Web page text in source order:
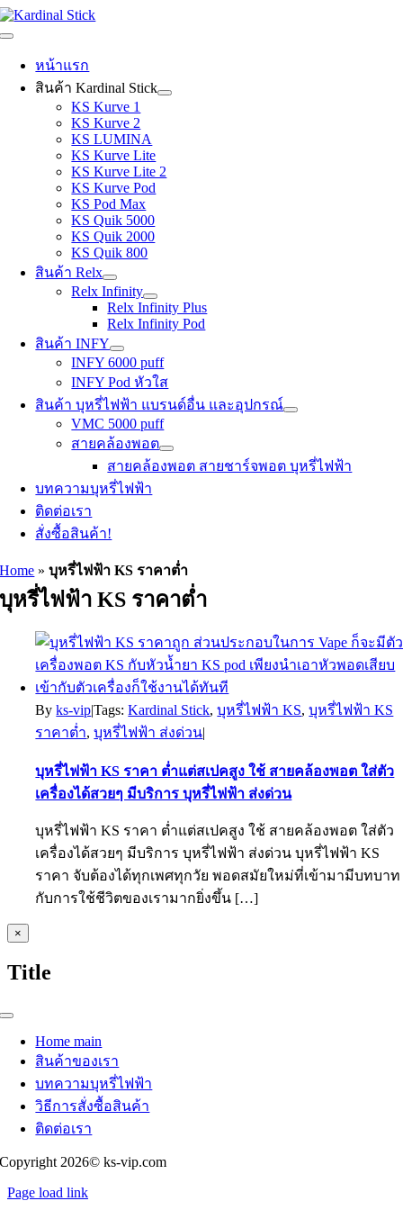
Skip
to
Toggle
Navigation
หน้าแรก
สินค้า Kardinal Stick
KS Kurve 1
KS Kurve 2
KS LUMINA
KS Kurve Lite
KS Kurve Lite 2
KS Kurve Pod
KS Pod Max
KS Quik 5000
KS Quik 2000
KS Quik 800
สินค้า Relx
Relx Infinity
Relx Infinity Plus
Relx Infinity Pod
สินค้า INFY
INFY 6000 puff
INFY Pod หัวใส
สินค้า บุหรี่ไฟฟ้า แบรนด์อื่น และอุปกรณ์
VMC 5000 puff
สายคล้องพอต
สายคล้องพอต สายชาร์จพอต บุหรี่ไฟฟ้า
บทความบุหรี่ไฟฟ้า
ติดต่อเรา
สั่งซื้อสินค้า!
Home »บุหรี่ไฟฟ้า KS ราคาต่ำ
บุหรี่ไฟฟ้า KS ราคาต่ำ
Byks-vip|Tags:Kardinal Stick,บุหรี่ไฟฟ้า KS,บุหรี่ไฟฟ้า KS
ราคาต่ำ,บุหรี่ไฟฟ้า ส่งด่วน|
บุหรี่ไฟฟ้า KS ราคา ต่ำแต่สเปคสูง ใช้ สายคล้องพอต ใส่ตัว
เครื่องได้สวยๆ มีบริการ บุหรี่ไฟฟ้า ส่งด่วน
บุหรี่ไฟฟ้า KS ราคา ต่ำแต่สเปคสูง ใช้ สายคล้องพอต ใส่ตัว
เครื่องได้สวยๆ มีบริการ บุหรี่ไฟฟ้า ส่งด่วน บุหรี่ไฟฟ้า KS
ราคา จับต้องได้ทุกเพศทุกวัย พอดสมัยใหม่ที่เข้ามามีบทบาท
กับการใช้ชีวิตของเรามากยิ่งขึ้น […]
Close
product
view
×
Title
Toggle
NavigationHome main
สินค้าของเรา
บทความบุหรี่ไฟฟ้า
วิธีการสั่งซื้อสินค้า
ติดต่อเรา
Copyright 2026© ks-vip.com
Page load link